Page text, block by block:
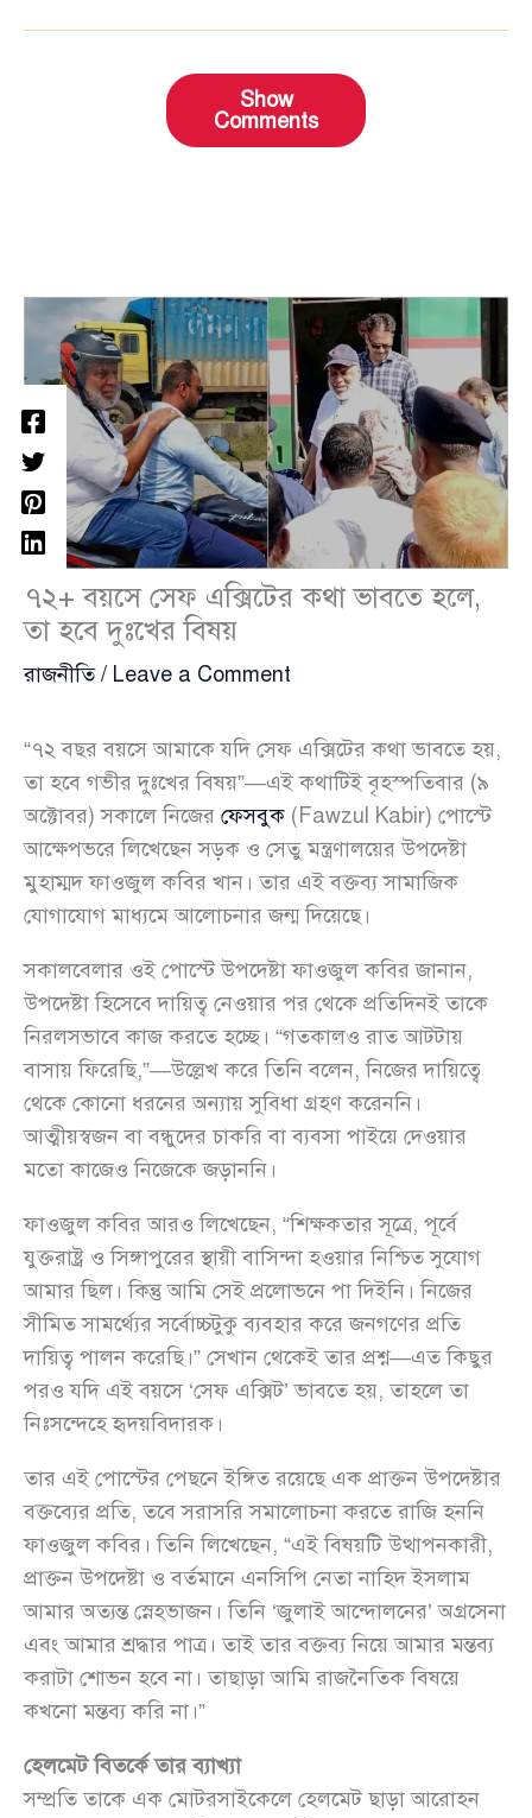
Show
Comments
৭২+ বয়সে সেফ এক্সিটের কথা ভাবতে হলে,
তা হবে দুঃখের বিষয়
রাজনীতি/ Leave a Comment
“৭২ বছর বয়সে আমাকে যদি সেফ এক্সিটের কথা ভাবতে হয়,
তা হবে গভীর দুঃখের বিষয়”—এই কথাটিই বৃহস্পতিবার (৯
অক্টোবর) সকালে নিজের ফেসবুক (Fawzul Kabir) পোস্টে
আক্ষেপভরে লিখেছেন সড়ক ও সেতু মন্ত্রণালয়ের উপদেষ্টা
মুহাম্মদ ফাওজুল কবির খান। তার এই বক্তব্য সামাজিক
যোগাযোগ মাধ্যমে আলোচনার জন্ম দিয়েছে।
সকালবেলার ওই পোস্টে উপদেষ্টা ফাওজুল কবির জানান,
উপদেষ্টা হিসেবে দায়িত্ব নেওয়ার পর থেকে প্রতিদিনই তাকে
নিরলসভাবে কাজ করতে হচ্ছে। “গতকালও রাত আটটায়
বাসায় ফিরেছি,”—উল্লেখ করে তিনি বলেন, নিজের দায়িত্বে
থেকে কোনো ধরনের অন্যায় সুবিধা গ্রহণ করেননি।
আত্মীয়স্বজন বা বন্ধুদের চাকরি বা ব্যবসা পাইয়ে দেওয়ার
মতো কাজেও নিজেকে জড়াননি।
ফাওজুল কবির আরও লিখেছেন, “শিক্ষকতার সূত্রে, পূর্বে
যুক্তরাষ্ট্র ও সিঙ্গাপুরের স্থায়ী বাসিন্দা হওয়ার নিশ্চিত সুযোগ
আমার ছিল। কিন্তু আমি সেই প্রলোভনে পা দিইনি। নিজের
সীমিত সামর্থ্যের সর্বোচ্চটুকু ব্যবহার করে জনগণের প্রতি
দায়িত্ব পালন করেছি।” সেখান থেকেই তার প্রশ্ন—এত কিছুর
পরও যদি এই বয়সে ‘সেফ এক্সিট’ ভাবতে হয়, তাহলে তা
নিঃসন্দেহে হৃদয়বিদারক।
তার এই পোস্টের পেছনে ইঙ্গিত রয়েছে এক প্রাক্তন উপদেষ্টার
বক্তব্যের প্রতি, তবে সরাসরি সমালোচনা করতে রাজি হননি
ফাওজুল কবির। তিনি লিখেছেন, “এই বিষয়টি উত্থাপনকারী,
প্রাক্তন উপদেষ্টা ও বর্তমানে এনসিপি নেতা নাহিদ ইসলাম
আমার অত্যন্ত স্নেহভাজন। তিনি ‘জুলাই আন্দোলনের’ অগ্রসেনা
এবং আমার শ্রদ্ধার পাত্র। তাই তার বক্তব্য নিয়ে আমার মন্তব্য
করাটা শোভন হবে না। তাছাড়া আমি রাজনৈতিক বিষয়ে
কখনো মন্তব্য করি না।”
হেলমেট বিতর্কে তার ব্যাখ্যা
সম্প্রতি তাকে এক মোটরসাইকেলে হেলমেট ছাড়া আরোহন